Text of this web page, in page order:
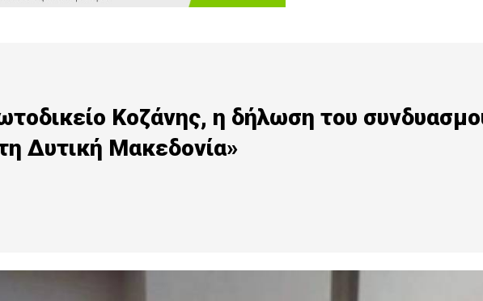
Κοζάνης, η δήλωση του
Δυτική Μακεδονία»